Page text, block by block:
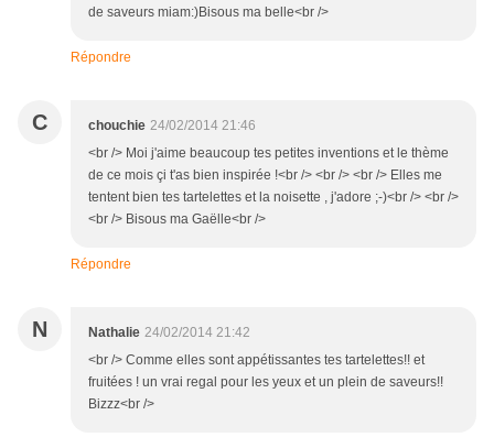
de saveurs miam:)Bisous ma belle<br />
Répondre
C chouchie 24/02/2014 21:46
<br /> Moi j'aime beaucoup tes petites inventions et le thème
de ce mois çi t'as bien inspirée !<br /> <br /> <br /> Elles me
tentent bien tes tartelettes et la noisette , j'adore ;-)<br /> <br />
<br /> Bisous ma Gaëlle<br />
Répondre
N Nathalie 24/02/2014 21:42
<br /> Comme elles sont appétissantes tes tartelettes!! et
fruitées ! un vrai regal pour les yeux et un plein de saveurs!!
Bizzz<br />